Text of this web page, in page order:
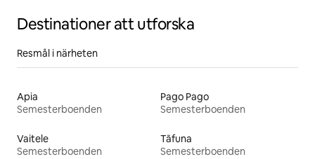
Destinationer att utforska
Resmål i närheten
Apia
Semesterboenden
Pago Pago
Semesterboenden
Vaitele
Semesterboenden
Tāfuna
Semesterboenden